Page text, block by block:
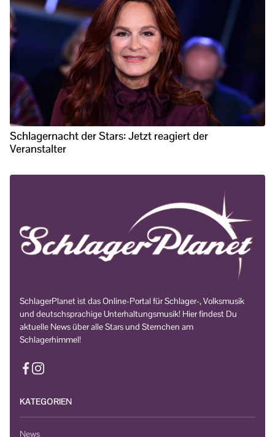
Schlagernacht der Stars: Jetzt reagiert der
Veranstalter
SchlagerPlanet ist das Online-Portal für Schlager-, Volksmusik
und deutschsprachige Unterhaltungsmusik! Hier findest Du
aktuelle News über alle Stars und Sternchen am
Schlagerhimmel!
KATEGORIEN
News